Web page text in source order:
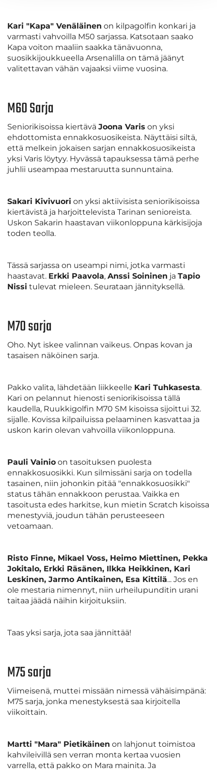
Kari "Kapa" Venäläinen on kilpagolfin konkari ja
varmasti vahvoilla M50 sarjassa. Katsotaan saako
Kapa voiton maaliin saakka tänävuonna,
suosikkijoukkueella Arsenalilla on tämä jäänyt
valitettavan vähän vajaaksi viime vuosina.
M60 Sarja
Seniorikisoissa kiertävä Joona Varis on yksi
ehdottomista ennakkosuosikeista. Näyttäisi siltä,
että melkein jokaisen sarjan ennakkosuosikeista
yksi Varis löytyy. Hyvässä tapauksessa tämä perhe
juhlii useampaa mestaruutta sunnuntaina.
Sakari Kivivuori on yksi aktiivisista seniorikisoissa
kiertävistä ja harjoittelevista Tarinan senioreista.
Uskon Sakarin haastavan viikonloppuna kärkisijoja
toden teolla.
Tässä sarjassa on useampi nimi, jotka varmasti
haastavat. Erkki Paavola, Anssi Soininen ja Tapio
Nissi tulevat mieleen. Seurataan jännityksellä.
M70 sarja
Oho. Nyt iskee valinnan vaikeus. Onpas kovan ja
tasaisen näköinen sarja.
Pakko valita, lähdetään liikkeelle Kari Tuhkasesta.
Kari on pelannut hienosti seniorikisoissa tällä
kaudella, Ruukkigolfin M70 SM kisoissa sijoittui 32.
sijalle. Kovissa kilpailuissa pelaaminen kasvattaa ja
uskon karin olevan vahvoilla viikonloppuna.
Pauli Vainio on tasoituksen puolesta
ennakkosuosikki. Kun silmissäni sarja on todella
tasainen, niin johonkin pitää "ennakkosuosikki"
status tähän ennakkoon perustaa. Vaikka en
tasoitusta edes harkitse, kun mietin Scratch kisoissa
menestyviä, joudun tähän perusteeseen
vetoamaan.
Risto Finne, Mikael Voss, Heimo Miettinen, Pekka
Jokitalo, Erkki Räsänen, Ilkka Heikkinen, Kari
Leskinen, Jarmo Antikainen, Esa Kittilä... Jos en
ole mestaria nimennyt, niin urheilupunditin urani
taitaa jäädä näihin kirjoituksiin.
Taas yksi sarja, jota saa jännittää!
M75 sarja
Viimeisenä, muttei missään nimessä vähäisimpänä:
M75 sarja, jonka menestyksestä saa kirjoitella
viikoittain.
Martti "Mara" Pietikäinen on lahjonut toimistoa
kahvileivillä sen verran monta kertaa vuosien
varrella, että pakko on Mara mainita. Ja